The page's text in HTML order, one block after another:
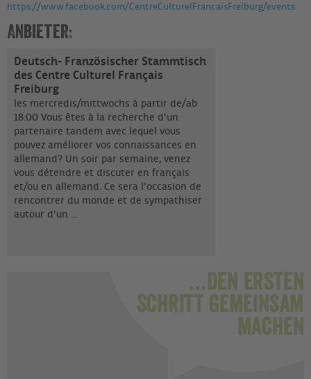
https://www.facebook.com/CentreCulturelFrancaisFreiburg/events
Anbieter:
Deutsch- Französischer Stammtisch
des Centre Culturel Français
Freiburg
les mercredis/mittwochs à partir de/ab
18:00 Vous êtes à la recherche d'un
partenaire tandem avec lequel vous
pouvez améliorer vos connaissances en
allemand? Un soir par semaine, venez
vous détendre et discuter en français
et/ou en allemand. Ce sera l'occasion de
rencontrer du monde et de sympathiser
autour d'un ...